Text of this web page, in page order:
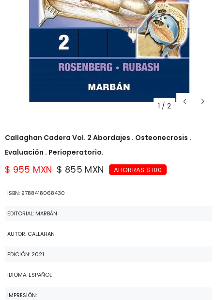
1 / 2
Callaghan Cadera Vol. 2 Abordajes . Osteonecrosis .
Evaluación . Perioperatorio.
$ 955 MXN $ 855 MXN AHORRAS $ 100
ISBN: 9788418068430
EDITORIAL: MARBÁN
AUTOR: CALLAHAN
EDICIÓN: 2021
IDIOMA: ESPAÑOL
IMPRESIÓN: